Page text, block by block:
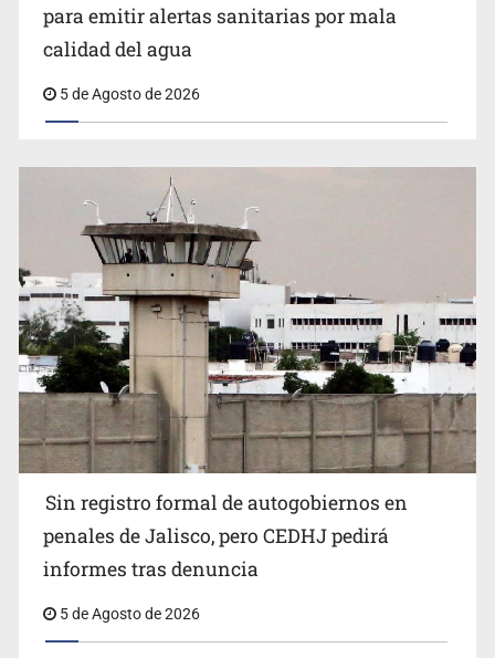
Citarían a Medrano si persiste falta de diálogo con
vecinos de Mirador San Isidro
para emitir alertas sanitarias por mala
calidad del agua
5 de Agosto de 2026
Sin registro formal de autogobiernos en
penales de Jalisco, pero CEDHJ pedirá
informes tras denuncia
5 de Agosto de 2026